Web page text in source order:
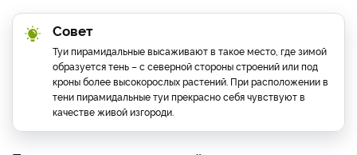
Совет
Туи пирамидальные высаживают в такое место, где зимой
образуется тень – с северной стороны строений или под
кроны более высокорослых растений. При расположении в
тени пирамидальные туи прекрасно себя чувствуют в
качестве живой изгороди.